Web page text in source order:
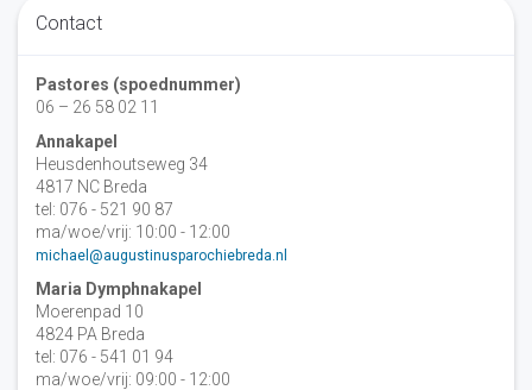
Contact
Pastores (spoednummer)
06 – 26 58 02 11
Annakapel
Heusdenhoutseweg 34
4817 NC Breda
tel: 076 - 521 90 87
ma/woe/vrij: 10:00 - 12:00
michael@augustinusparochiebreda.nl
Maria Dymphnakapel
Moerenpad 10
4824 PA Breda
tel: 076 - 541 01 94
ma/woe/vrij: 09:00 - 12:00